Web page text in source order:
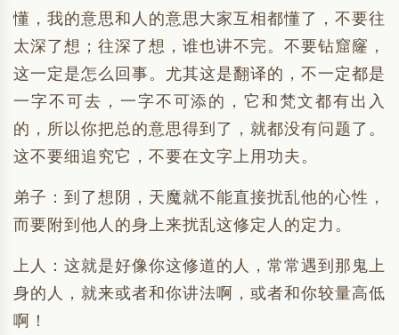
懂，我的意思和人的意思大家互相都懂了，不要往
太深了想；往深了想，谁也讲不完。不要钻窟窿，
这一定是怎么回事。尤其这是翻译的，不一定都是
一字不可去，一字不可添的，它和梵文都有出入
的，所以你把总的意思得到了，就都没有问题了。
这不要细追究它，不要在文字上用功夫。
弟子：到了想阴，天魔就不能直接扰乱他的心性，
而要附到他人的身上来扰乱这修定人的定力。
上人：这就是好像你这修道的人，常常遇到那鬼上
身的人，就来或者和你讲法啊，或者和你较量高低
啊！